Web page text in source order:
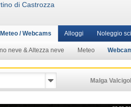
di Castrozza
/ Webcams
neve & Altezza neve Meteo
Alloggi Noleggio sci
Malga